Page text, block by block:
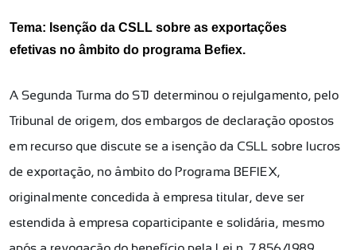
Tema: Isenção da CSLL sobre as exportações
efetivas no âmbito do programa Befiex.
A Segunda Turma do STJ determinou o rejulgamento, pelo
Tribunal de origem, dos embargos de declaração opostos
em recurso que discute se a isenção da CSLL sobre lucros
de exportação, no âmbito do Programa BEFIEX,
originalmente concedida à empresa titular, deve ser
estendida à empresa coparticipante e solidária, mesmo